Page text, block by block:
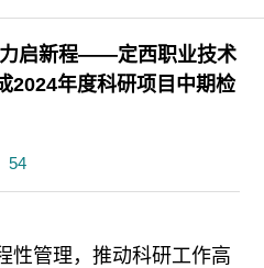
启新程——定西职业技术
2024年度科研项目中期检
54
性管理，推动科研工作高